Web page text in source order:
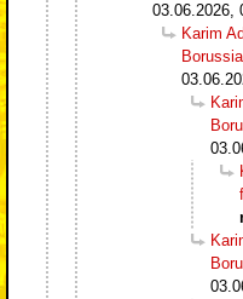
03.06.2026,
Karim